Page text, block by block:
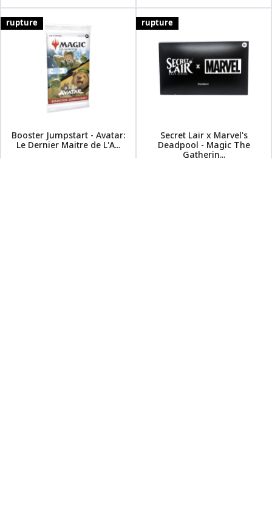
rupture
Booster Jumpstart - Avatar:
Le Dernier Maitre de L'A...
rupture
Secret Lair x Marvel's
Deadpool - Magic The
Gatherin...